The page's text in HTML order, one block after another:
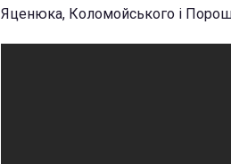
Яценюка, Коломойського і